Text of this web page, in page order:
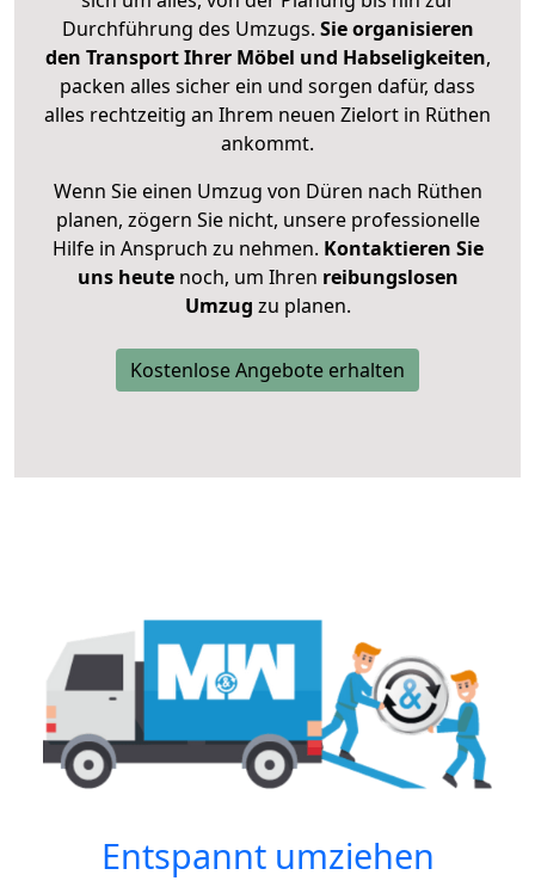
Durchführung des Umzugs. Sie organisieren
den Transport Ihrer Möbel und Habseligkeiten,
packen alles sicher ein und sorgen dafür, dass
alles rechtzeitig an Ihrem neuen Zielort in Rüthen
ankommt.
Wenn Sie einen Umzug von Düren nach Rüthen
planen, zögern Sie nicht, unsere professionelle
Hilfe in Anspruch zu nehmen. Kontaktieren Sie
uns heutenoch, um Ihren reibungslosen
Umzug zu planen.
Kostenlose Angebote erhalten
Entspannt umziehen